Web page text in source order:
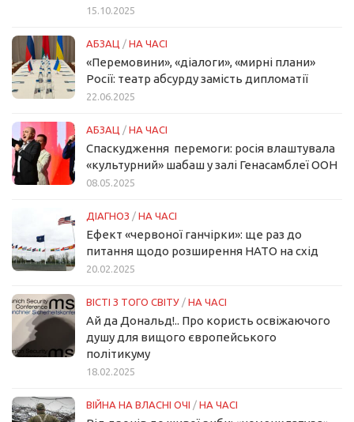
15.10.2025
АБЗАЦ / НА ЧАСІ
«Перемовини», «діалоги», «мирні плани»
Росії: театр абсурду замість дипломатії
22.06.2025
АБЗАЦ / НА ЧАСІ
Спаскудження перемоги: росія влаштувала
«культурний» шабаш у залі Генасамблеї ООН
08.05.2025
ДІАГНОЗ / НА ЧАСІ
Ефект «червоної ганчірки»: ще раз до
питання щодо розширення НАТО на схід
20.02.2025
ВІСТІ З ТОГО СВІТУ / НА ЧАСІ
Ай да Дональд!.. Про користь освіжаючого
душу для вищого європейського
політикуму
18.02.2025
ВІЙНА НА ВЛАСНІ ОЧІ / НА ЧАСІ